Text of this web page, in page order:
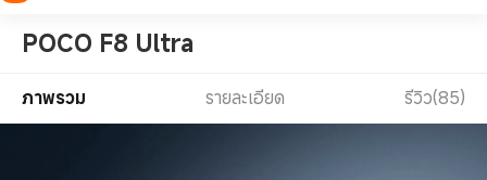
POCO F8 Ultra
ภาพรวม รายละเอียด รีวิว(85)